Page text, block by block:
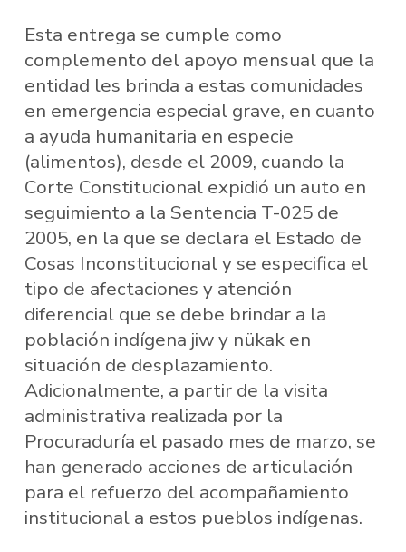
Esta entrega se cumple como
complemento del apoyo mensual que la
entidad les brinda a estas comunidades
en emergencia especial grave, en cuanto
a ayuda humanitaria en especie
(alimentos), desde el 2009, cuando la
Corte Constitucional expidió un auto en
seguimiento a la Sentencia T-025 de
2005, en la que se declara el Estado de
Cosas Inconstitucional y se especifica el
tipo de afectaciones y atención
diferencial que se debe brindar a la
población indígena jiw y nükak en
situación de desplazamiento.
Adicionalmente, a partir de la visita
administrativa realizada por la
Procuraduría el pasado mes de marzo, se
han generado acciones de articulación
para el refuerzo del acompañamiento
institucional a estos pueblos indígenas.